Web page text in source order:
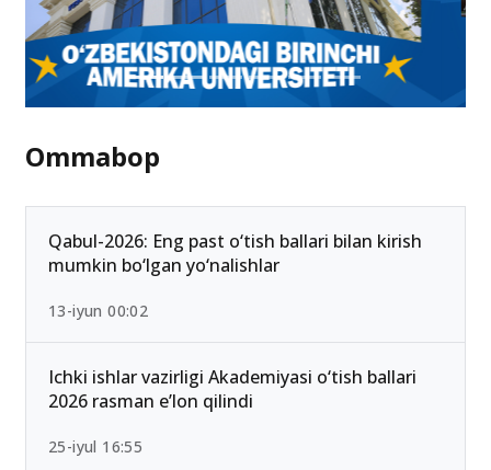
Ommabop
Qabul-2026: Eng past o‘tish ballari bilan kirish
mumkin bo‘lgan yo‘nalishlar
13-iyun 00:02
Ichki ishlar vazirligi Akademiyasi o‘tish ballari
2026 rasman e’lon qilindi
25-iyul 16:55